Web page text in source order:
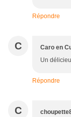
Répondre
C Caro en
Un
Répondre
C